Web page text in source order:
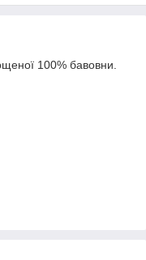
100% бавовни.